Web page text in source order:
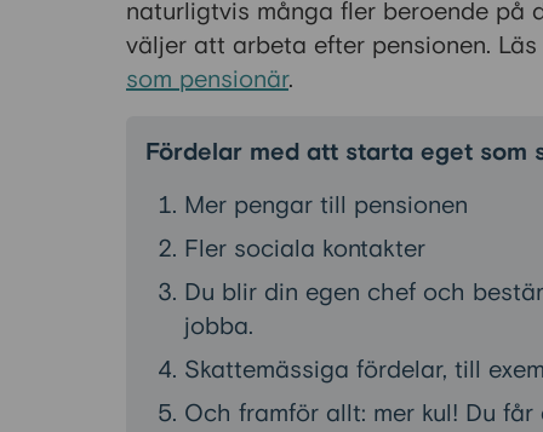
naturligtvis många fler beroende på
väljer att arbeta efter pensionen.
som pensionär.
Fördelar med att starta eget som
Mer pengar till pensionen
Fler sociala kontakter
Du blir din egen chef och
jobba.
Skattemässiga fördelar, till
Och framför allt: mer kul! Du